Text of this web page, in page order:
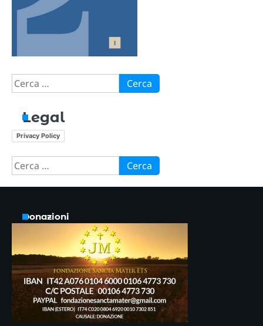
Ricerca
per:
Legal
Privacy Policy
Ricerca
per:
Donazioni